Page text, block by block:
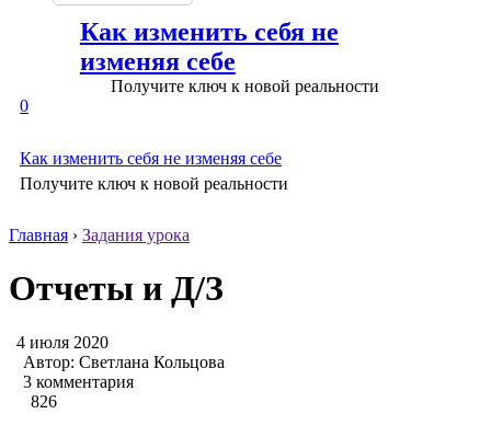
Как изменить себя не
изменяя себе
Получите ключ к новой реальности
0
Как изменить себя не изменяя себе
Получите ключ к новой реальности
Главная › Задания урока
Отчеты и Д/З
4 июля 2020
Автор: Светлана Кольцова
3 комментария
826